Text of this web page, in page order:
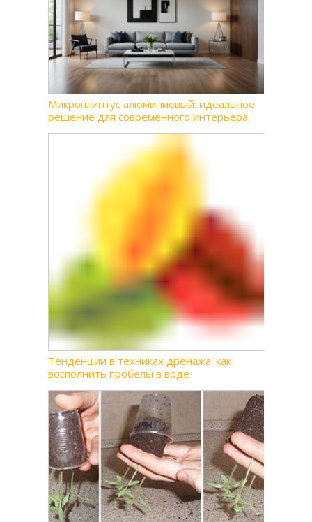
Микроплинтус алюминиевый: идеальное
решение для современного интерьера
Тенденции в техниках дренажа: как
восполнить пробелы в воде